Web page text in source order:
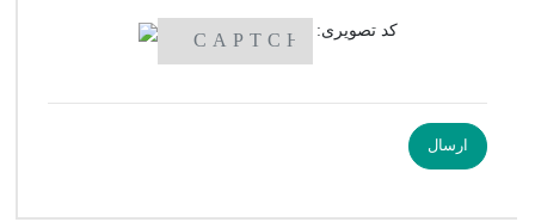
کد تصویری: